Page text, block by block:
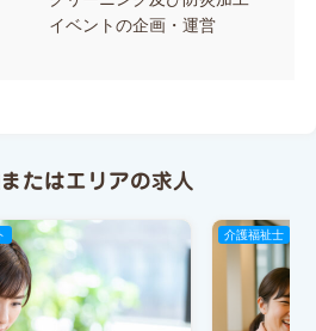
イベントの企画・運営
たはエリアの求人
介護福祉士